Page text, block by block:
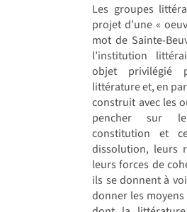
Les groupes
projet d’une «
mot de Sainte-
l’institution
objet privilégié
littérature et, en
construit avec les
pencher sur
constitution et
dissolution, leurs
leurs forces de
ils se donnent à
donner les